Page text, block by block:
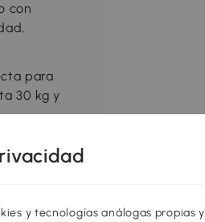
con
para
30 kg y
y tecnologías análogas propias y